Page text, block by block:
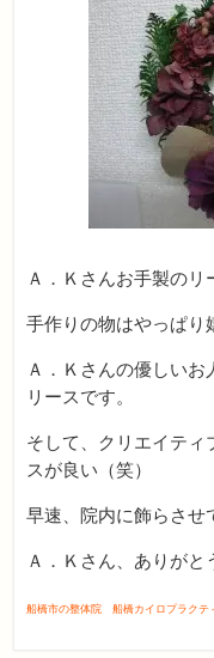
Ａ．Ｋさんお手製のリ
手作りの物はやっぱり
Ａ．Ｋさんの優しい
リースです。
そして、クリエイティ
スが良い（笑）
早速、院内に飾らさせ
Ａ．Ｋさん、ありがと
船橋市の整体院 船橋カイロプラクテ